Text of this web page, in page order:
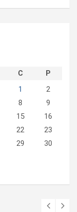
C
P
1
2
8
9
15
16
22
23
29
30